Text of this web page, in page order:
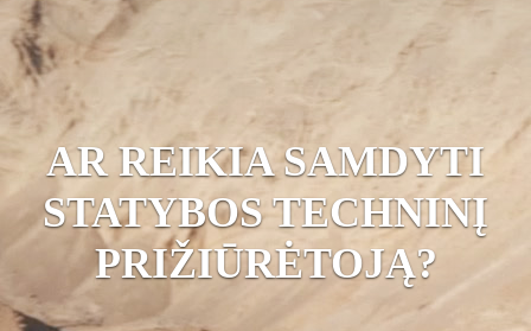
AR REIKIA SAMDYTI
STATYBOS TECHNINĮ
PRIŽIŪRĖTOJĄ?